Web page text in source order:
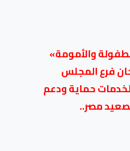
والأمومة»
فرع المجلس
حماية ودعم
مصر..